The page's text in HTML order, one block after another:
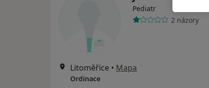
Pediatr
2 názory
Litoměřice • Mapa
Ordinace